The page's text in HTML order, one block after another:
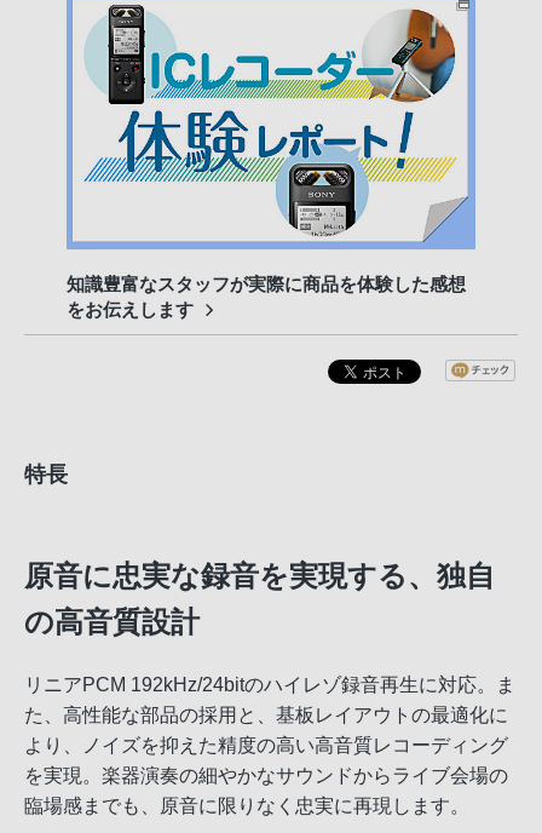
知識豊富なスタッフが実際に商品を体験した感想
をお伝えします
特長
原音に忠実な録音を実現する、独自
の高音質設計
リニアPCM 192kHz/24bitのハイレゾ録音再生に対応。ま
た、高性能な部品の採用と、基板レイアウトの最適化に
より、ノイズを抑えた精度の高い高音質レコーディング
を実現。楽器演奏の細やかなサウンドからライブ会場の
臨場感までも、原音に限りなく忠実に再現します。